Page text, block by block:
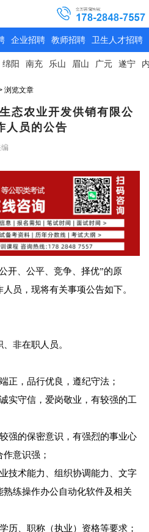
企业招聘 教师招聘 卫生人才招聘
绵阳 南充 乐山 眉山 广元 遂宁
浏览文章
态农业开发供销有限公
人员的公告
开、公平、竞争、择优”的原
员，现将有关事项公告如下。
非在职人员。
正，品行优良，遵纪守法；
实守信，爱岗敬业，有较强的工
强的保密意识，有强烈的事业心
意识强；
技术能力、组织协调能力、文字
练操作办公自动化软件及相关
历、职称（执业）资格等要求；